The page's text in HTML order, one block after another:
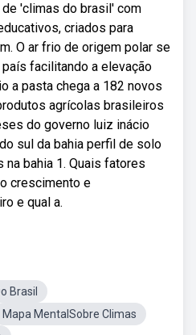
'climas do brasil' com
criados para
O ar frio de origem polar se
facilitando a elevação
a pasta chega a 182 novos
agrícolas brasileiros
do governo luiz inácio
sul da bahia perfil de solo
bahia 1. Quais fatores
crescimento e
e qual a.
Brasil
Mapa MentalSobre Climas